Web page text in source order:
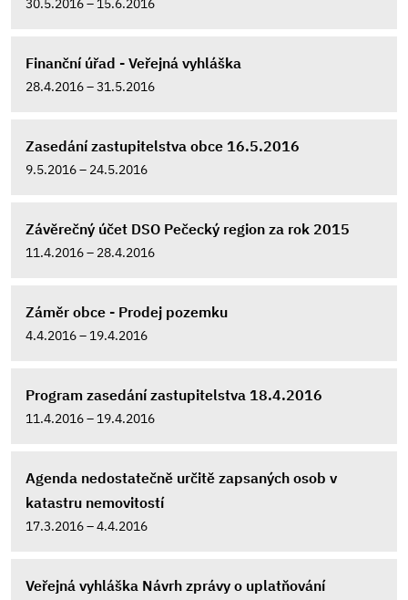
Finanční úřad - Veřejná vyhláška
28.4.2016 – 31.5.2016
Zasedání zastupitelstva obce 16.5.2016
9.5.2016 – 24.5.2016
Závěrečný účet DSO Pečecký region za rok 2015
11.4.2016 – 28.4.2016
Záměr obce - Prodej pozemku
4.4.2016 – 19.4.2016
Program zasedání zastupitelstva 18.4.2016
11.4.2016 – 19.4.2016
Agenda nedostatečně určitě zapsaných osob v
katastru nemovitostí
17.3.2016 – 4.4.2016
Veřejná vyhláška Návrh zprávy o uplatňování